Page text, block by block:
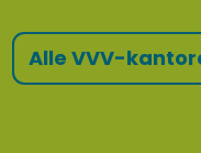
Alle VVV-